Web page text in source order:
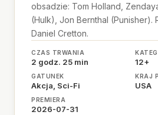
obsadzie: Tom Holland,
(Hulk), Jon Bernthal (Punisher).
Daniel Cretton.
CZAS TRWANIA
2 godz. 25 min 12+
GATUNEK
Akcja, Sci-Fi
KRAJ
USA
PREMIERA
2026-07-31